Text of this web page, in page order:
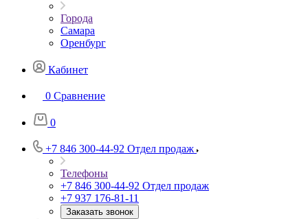
Города
Самара
Оренбург
Кабинет
0 Сравнение
0
+7 846 300-44-92 Отдел продаж
Телефоны
+7 846 300-44-92 Отдел продаж
+7 937 176-81-11
Заказать звонок